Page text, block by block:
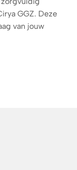
GGZ. Deze
van jouw